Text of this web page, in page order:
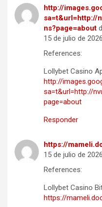
http://
sa=t&url=http://
ns?page=about
15 de julio de
References:
Lollybet Casino
http://
sa=t&url=http://
page=about
Responder
https://
15 de julio de
References:
Lollybet Casino
https://